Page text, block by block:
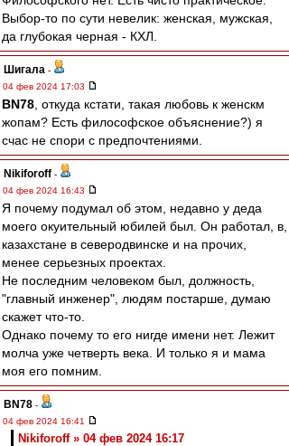
Выбор-то по сути невелик: женская, мужская,
да глубокая черная - КХЛ.
Шигала -
04 фев 2024 17:03
BN78 , откуда кстати, такая любовь к женскм
жопам? Есть философское объяснение?) я
счас не спори с предпочтениями.
Nikiforoff -
04 фев 2024 16:43
Я почему подумал об этом, недавно у деда
моего окуительный юбилей был. Он работал, в,
казахстане в северодвинске и на прочих,
менее серьезных проектах.
Не последним человеком был, должность,
"главный инженер", людям постарше, думаю
скажет что-то.
Однако почему то его нигде имени нет. Лежит
молча уже четверть века. И только я и мама
моя его помним.
BN78 -
04 фев 2024 16:41
Nikiforoff » 04 фев 2024 16:17